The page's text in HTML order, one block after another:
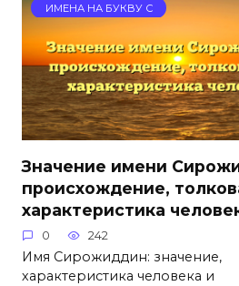
ИМЕНА НА БУКВУ С
Значение имени
происхождение,
характеристика
0 242
Имя Сирожиддин: значение,
характеристика человека и